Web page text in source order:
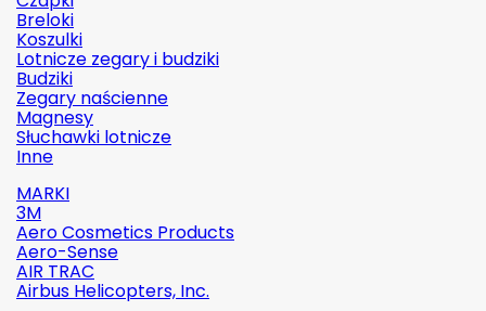
Breloki
Koszulki
Lotnicze zegary i budziki
Budziki
Zegary naścienne
Magnesy
Słuchawki lotnicze
Inne
MARKI
3M
Aero Cosmetics Products
Aero-Sense
AIR TRAC
Airbus Helicopters, Inc.